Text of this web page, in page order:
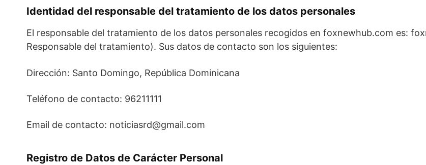
Identidad del responsable del tratamiento de los datos personales
El responsable del tratamiento de los datos personales recogidos en foxnewhub.com es:
Responsable del tratamiento). Sus datos de contacto son los siguientes:
Dirección: Santo Domingo, República Dominicana
Teléfono de contacto: 96211111
Email de contacto: noticiasrd@gmail.com
Registro de Datos de Carácter Personal